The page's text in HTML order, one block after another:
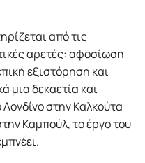
από τις
αρετές: αφοσίωση
εξιστόρηση και
μια δεκαετία και
στην Καλκούτα
Καμπούλ, το έργο του